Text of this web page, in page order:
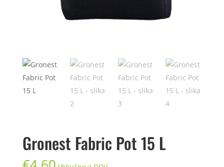
Gronest Fabric Pot 15 L